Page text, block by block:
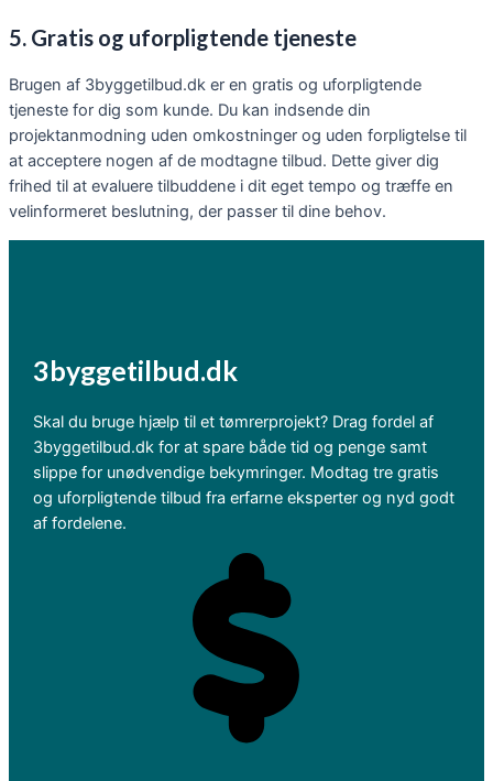
5. Gratis og uforpligtende tjeneste
Brugen af 3byggetilbud.dk er en gratis og uforpligtende
tjeneste for dig som kunde. Du kan indsende din
projektanmodning uden omkostninger og uden forpligtelse til
at acceptere nogen af de modtagne tilbud. Dette giver dig
frihed til at evaluere tilbuddene i dit eget tempo og træffe en
velinformeret beslutning, der passer til dine behov.
3byggetilbud.dk
Skal du bruge hjælp til et tømrerprojekt? Drag fordel af
3byggetilbud.dk for at spare både tid og penge samt
slippe for unødvendige bekymringer. Modtag tre gratis
og uforpligtende tilbud fra erfarne eksperter og nyd godt
af fordelene.